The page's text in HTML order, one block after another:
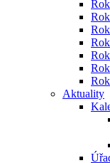
Aktuality